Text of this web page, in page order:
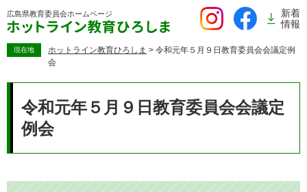
ー
広島県教育委員会ホームページ
新着
情報
現在地 ホットライン教育ひろしま > 令和元年５月９日教育委員会会議定例
会
令和元年５月９日教育委員会会議定
例会